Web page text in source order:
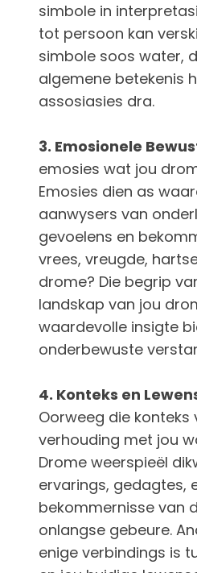
simbole in
tot persoon kan
simbole soos water,
algemene betekenis
assosiasies dra.
3. Emosionele
emosies wat jou
Emosies dien as
aanwysers van
gevoelens en
vrees, vreugde,
drome? Die begrip
landskap van jou
waardevolle insigte
onderbewuste
4. Konteks en
Oorweeg die konteks
verhouding met jou
Drome weerspieël
ervarings, gedagtes,
bekommernisse van
onlangse gebeure.
enige verbindings is